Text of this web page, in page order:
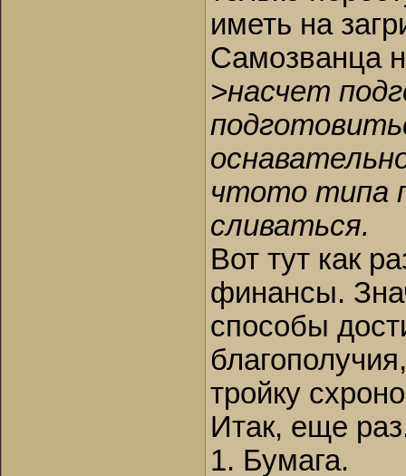
иметь на
Самозванца
>насчет
чтото типа
сливаться.
Вот тут как
финансы.
способы
тройку
Итак, еще
1. Бумага.